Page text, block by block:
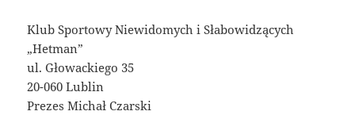
Klub Sportowy Niewidomych i Słabowidzących
„Hetman”
ul. Głowackiego 35
20-060 Lublin
Prezes Michał Czarski